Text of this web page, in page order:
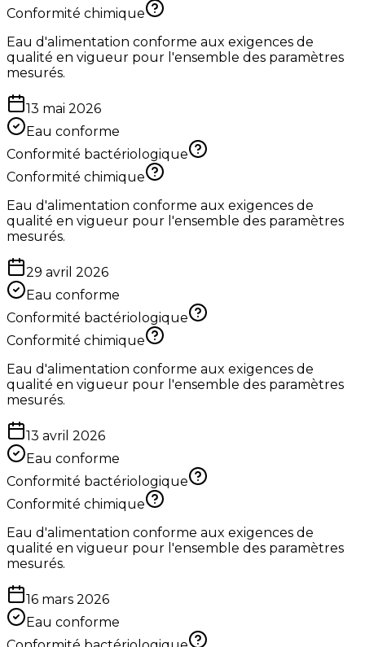
Conformité chimique
Eau d'alimentation conforme aux exigences de
qualité en vigueur pour l'ensemble des paramètres
mesurés.
13 mai 2026
Eau conforme
Conformité bactériologique
Conformité chimique
Eau d'alimentation conforme aux exigences de
qualité en vigueur pour l'ensemble des paramètres
mesurés.
29 avril 2026
Eau conforme
Conformité bactériologique
Conformité chimique
Eau d'alimentation conforme aux exigences de
qualité en vigueur pour l'ensemble des paramètres
mesurés.
13 avril 2026
Eau conforme
Conformité bactériologique
Conformité chimique
Eau d'alimentation conforme aux exigences de
qualité en vigueur pour l'ensemble des paramètres
mesurés.
16 mars 2026
Eau conforme